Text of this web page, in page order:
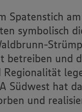
Spatenstich
symbolisch
betreiben und
Regionalität
Südwest hat
und